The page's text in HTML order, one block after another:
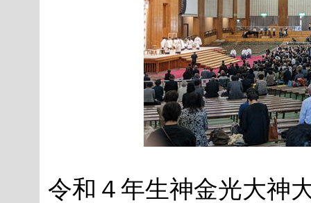
令和４年生神金光大神